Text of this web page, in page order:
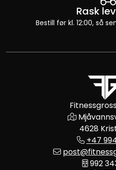
Rask
Bestill før kl. 12:00, så
4628
+47
992